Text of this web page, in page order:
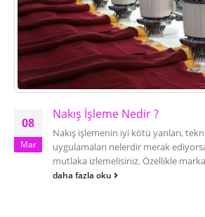
08
Mar
Nakış İşleme Nedir ?
Nakış işlemenin iyi kötü yanları,
uygulamaları nelerdir merak
mutlaka izlemelisiniz. Özellikle
daha fazla oku